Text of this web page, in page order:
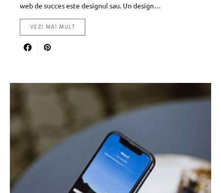
web de succes este designul sau. Un design…
VEZI MAI MULT